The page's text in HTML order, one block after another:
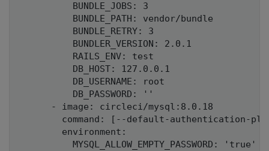
          BUNDLE_JOBS: 3
          BUNDLE_PATH: vendor/bundle
          BUNDLE_RETRY: 3
          BUNDLER_VERSION: 2.0.1
          RAILS_ENV: test
          DB_HOST: 127.0.0.1
          DB_USERNAME: root
          DB_PASSWORD: ''
      - image: circleci/mysql:8.0.18
command: [--default-authentication-
        environment:
          MYSQL_ALLOW_EMPTY_PASSWORD: 'true'